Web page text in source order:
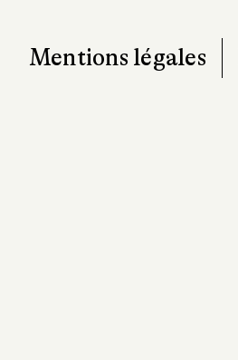
Mentions légales